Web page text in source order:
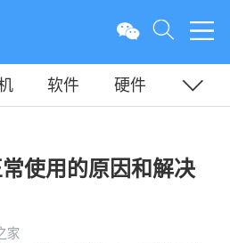
软件
硬件
使用的原因和解决
家